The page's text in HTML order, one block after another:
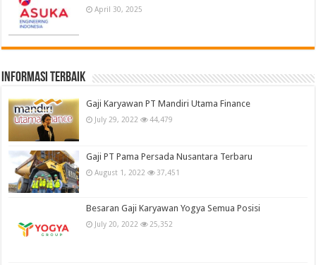
April 30, 2025
informasi terbaik
Gaji Karyawan PT Mandiri Utama Finance
July 29, 2022 44,479
Gaji PT Pama Persada Nusantara Terbaru
August 1, 2022 37,451
Besaran Gaji Karyawan Yogya Semua Posisi
July 20, 2022 25,352